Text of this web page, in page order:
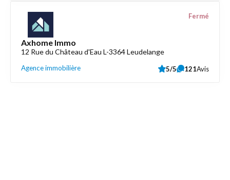
Axhome Immo
12 Rue du Château d'Eau L-3364 Leudelange
Agence immobilière
Fermé
5/5 121Avis